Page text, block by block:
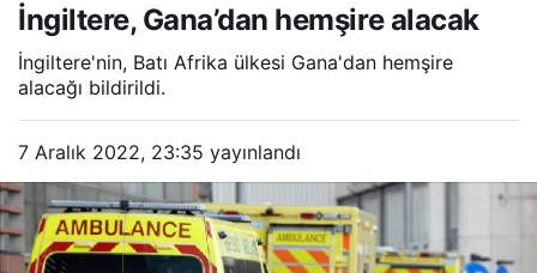
İngiltere, Gana’dan hemşire alacak
İngiltere'nin, Batı Afrika ülkesi Gana'dan hemşire
alacağı bildirildi.
7 Aralık 2022, 23:35 yayınlandı